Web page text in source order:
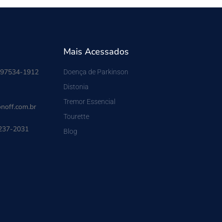
1912
2031
Mais Acessados
Doença de Parkinson
Distonia
Tremor Essencial
Tourette
Blog